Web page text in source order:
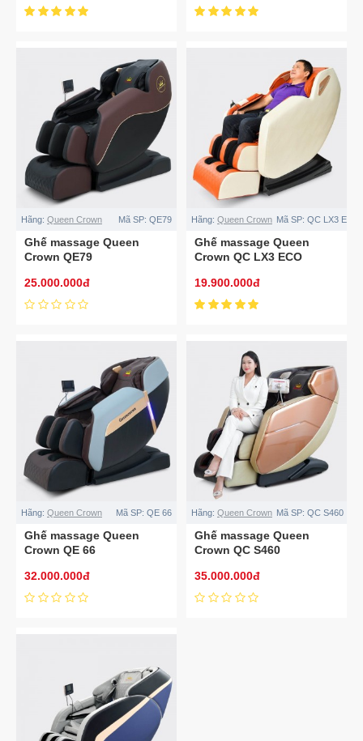
Hãng: Queen Crown Mã SP: QE79
Ghế massage Queen
Crown QE79
25.000.000đ
Hãng: Queen Crown Mã SP: QC LX3 ECO
Ghế massage Queen
Crown QC LX3 ECO
19.900.000đ
Hãng: Queen Crown Mã SP: QE 66
Ghế massage Queen
Crown QE 66
32.000.000đ
Hãng: Queen Crown Mã SP: QC S460
Ghế massage Queen
Crown QC S460
35.000.000đ